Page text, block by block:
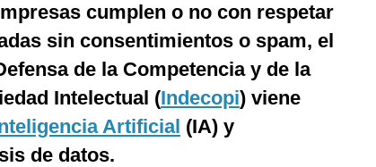
cumplen o no con respetar
sin consentimientos o spam, el
de la Competencia y de la
Intelectual (Indecopi) viene
Artificial (IA) y
de datos.